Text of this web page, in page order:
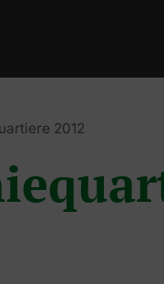
2012